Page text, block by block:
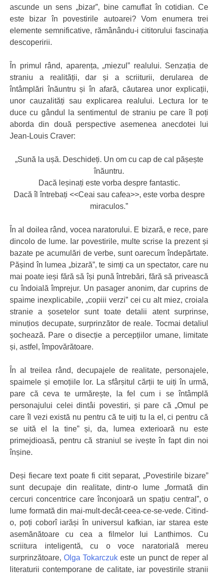
ascunde un sens „bizar”, bine camuflat în cotidian. Ce
este bizar în povestirile autoarei? Vom enumera trei
elemente semnificative, rămânându-i cititorului fascinația
descoperirii.
În primul rând, aparența, „miezul” realului. Senzația de
straniu a realității, dar și a scriiturii, derularea de
întâmplări înăuntru și în afară, căutarea unor explicații,
unor cauzalități sau explicarea realului. Lectura lor te
duce cu gândul la sentimentul de straniu pe care îl poți
aborda din două perspective asemenea anecdotei lui
Jean-Louis Craver:
„Sună la ușă. Deschideți. Un om cu cap de cal pășește
înăuntru.
Dacă leșinați este vorba despre fantastic.
Dacă îl întrebați <<Ceai sau cafea>>, este vorba despre
miraculos.”
În al doilea rând, vocea naratorului. E bizară, e rece, pare
dincolo de lume. Iar povestirile, multe scrise la prezent și
bazate pe acumulări de verbe, sunt oarecum îndepărtate.
Pășind în lumea „bizară”, te simți ca un spectator, care nu
mai poate ieși fără să își pună întrebări, fără să privească
cu îndoială împrejur. Un pasager anonim, dar cuprins de
spaime inexplicabile, „copiii verzi” cei cu alt miez, croiala
stranie a șosetelor sunt toate detalii atent surprinse,
minuțios decupate, surprinzător de reale. Tocmai detaliul
șochează. Pare o disecție a percepțiilor umane, limitate
și, astfel, împovărătoare.
În al treilea rând, decupajele de realitate, personajele,
spaimele și emoțiile lor. La sfârșitul cărții te uiți în urmă,
pare că ceva te urmărește, la fel cum i se întâmplă
personajului celei dintâi povestiri, și pare că „Omul pe
care îl vezi există nu pentru că te uiți tu la el, ci pentru că
se uită el la tine” și, da, lumea exterioară nu este
primejdioasă, pentru că straniul se ivește în fapt din noi
înșine.
Deși fiecare text poate fi citit separat, „Povestirile bizare”
sunt decupaje din realitate, dintr-o lume „formată din
cercuri concentrice care înconjoară un spațiu central”, o
lume formată din mai-mult-decât-ceea-ce-se-vede. Citind-
o, poți coborî iarăși în universul kafkian, iar starea este
asemănătoare cu cea a filmelor lui Lanthimos. Cu
scriitura inteligentă, cu o voce naratorială mereu
surprinzătoare,Olga Tokarczuk este un punct de reper al
literaturii contemporane de calitate, iar povestirile stranii